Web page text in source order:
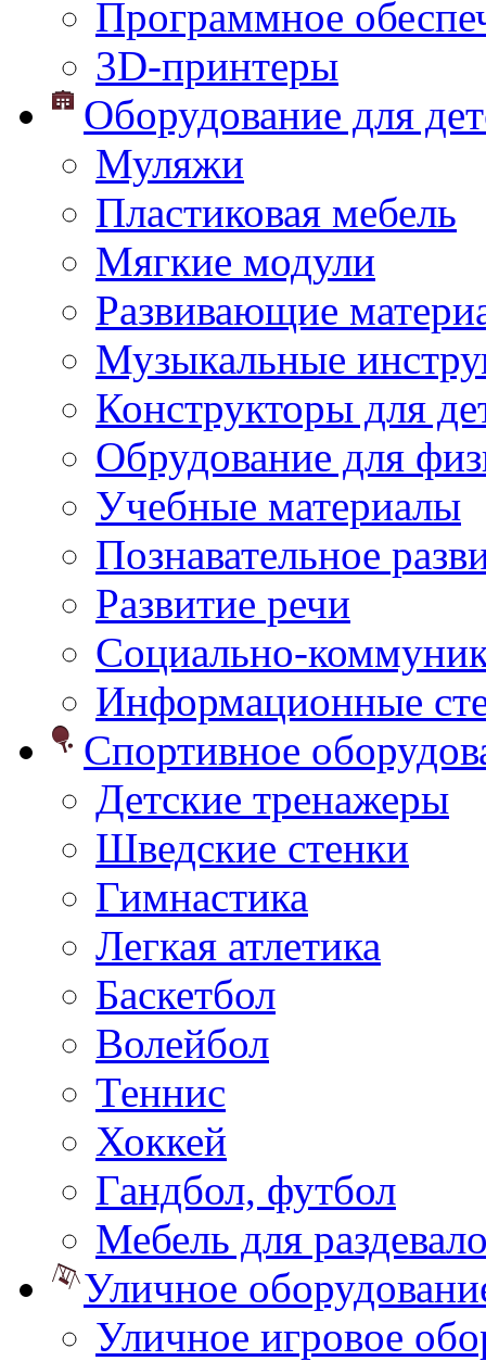
Программное
3D-принтеры
Оборудование для
Муляжи
Пластиковая мебель
Мягкие модули
Развивающие
Музыкальные
Конструкторы для
Обрудование для
Учебные материалы
Познавательное
Развитие речи
Социально-
Информационные
Спортивное
Детские тренажеры
Шведские стенки
Гимнастика
Легкая атлетика
Баскетбол
Волейбол
Теннис
Хоккей
Гандбол, футбол
Мебель для
Уличное
Уличное игровое